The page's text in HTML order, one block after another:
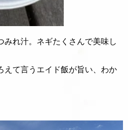
みれ汁。ネギたくさんで美味し
えて言うエイド飯が旨い、わか